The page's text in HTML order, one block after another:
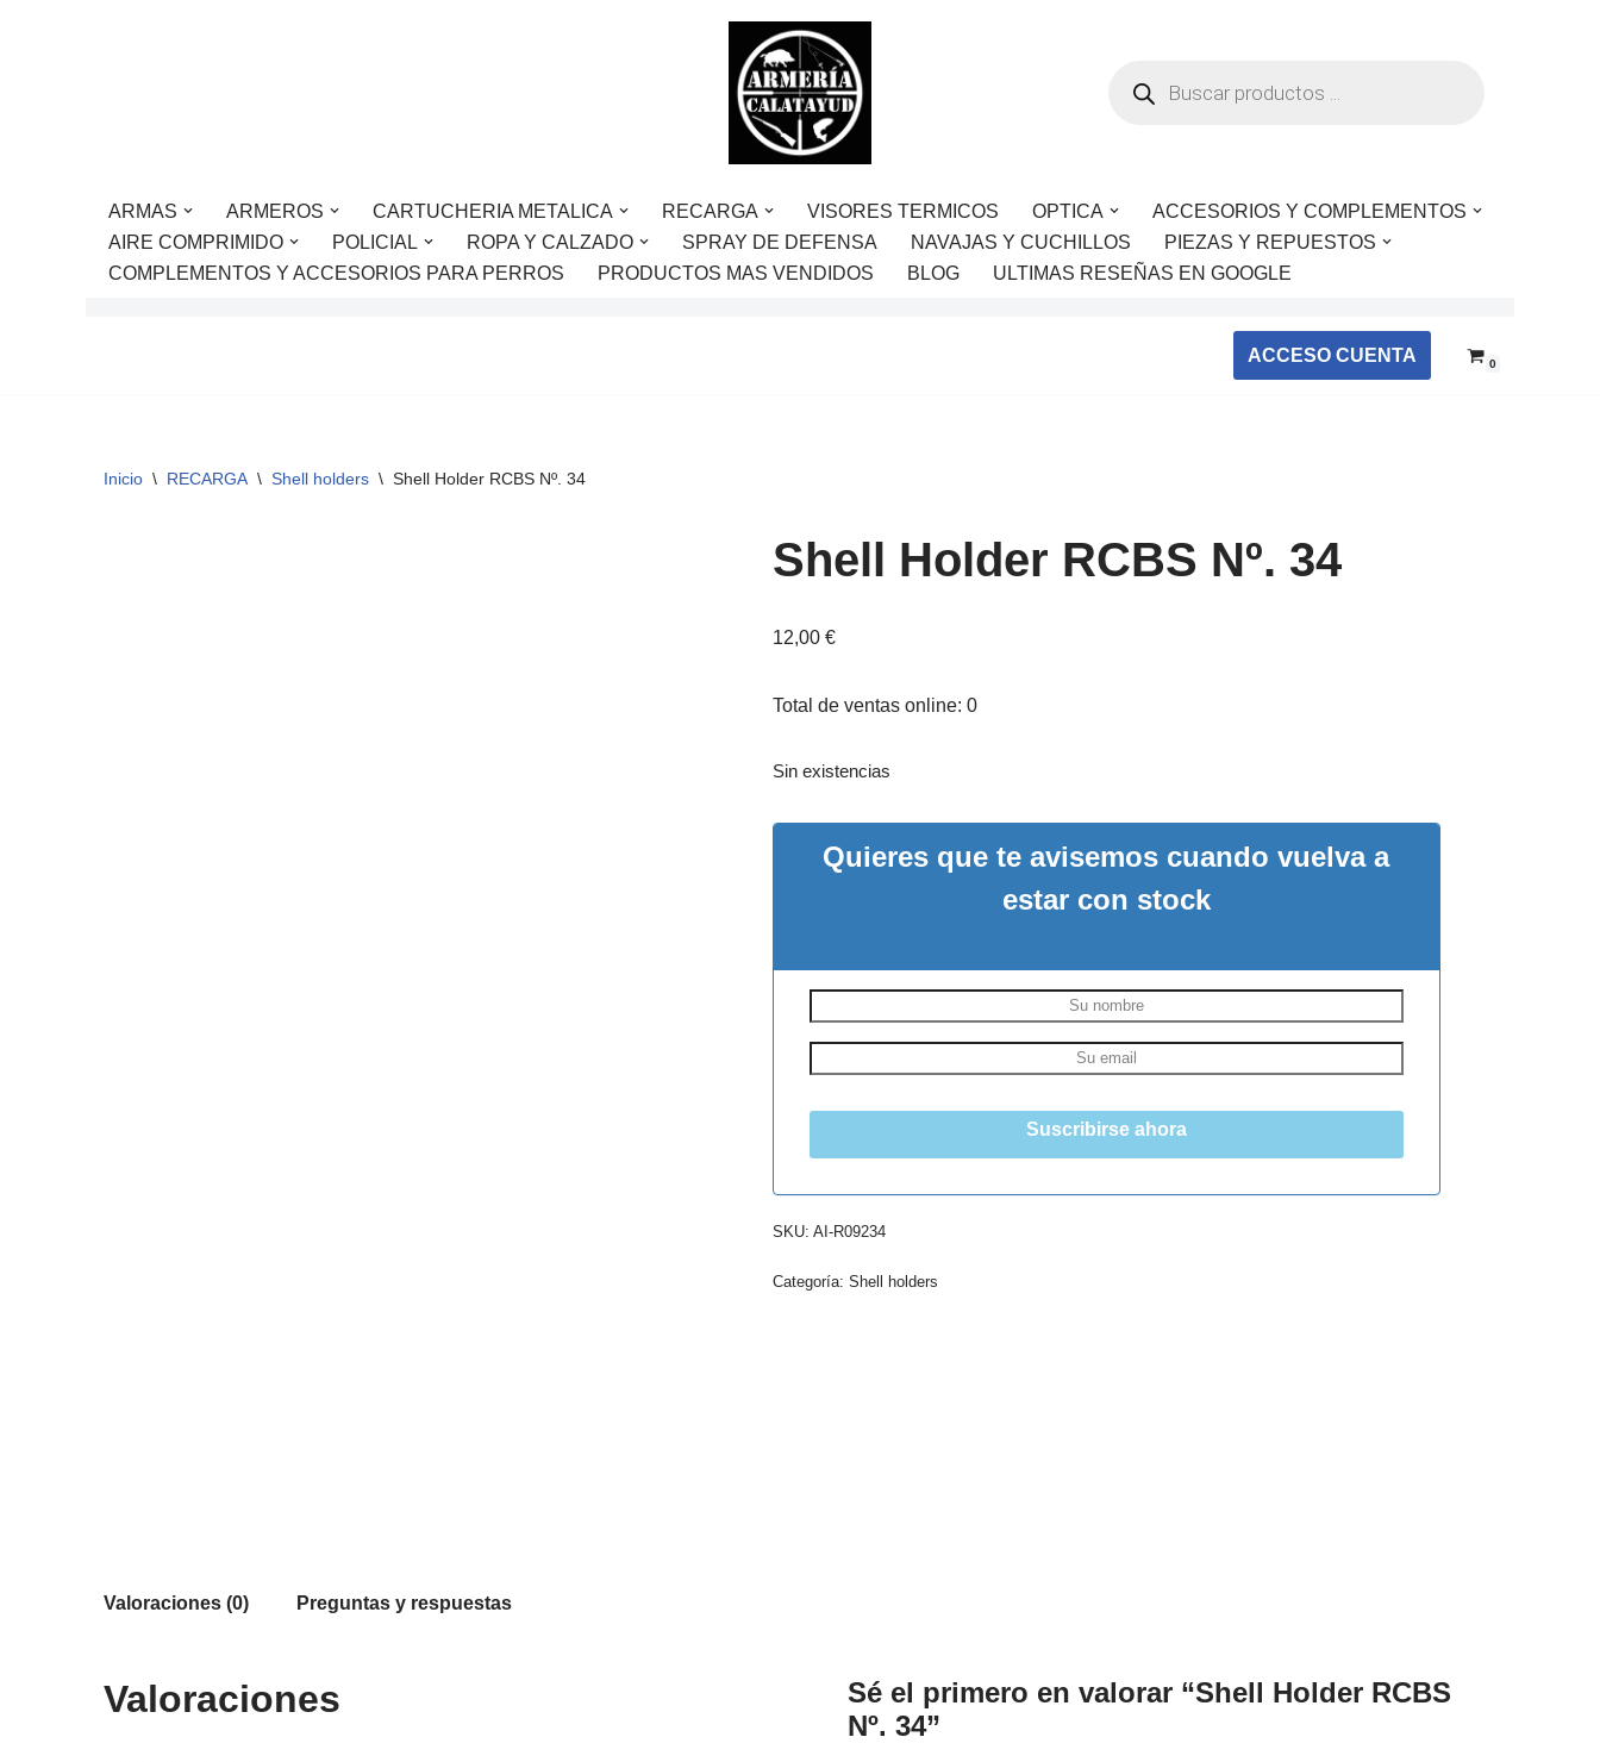
ARMAS ARMEROS CARTUCHERIA METALICA RECARGA VISORES TERMICOS OPTICA
ACCESORIOS Y COMPLEMENTOS
AIRE COMPRIMIDO
POLICIAL ROPA Y CALZADO SPRAY DE DEFENSA NAVAJAS Y CUCHILLOS
PIEZAS Y REPUESTOS
COMPLEMENTOS Y ACCESORIOS PARA PERROS
PRODUCTOS MAS VENDIDOS BLOG ULTIMAS RESEÑAS EN GOOGLE
ACCESO CUENTA 0
Inicio \ RECARGA \ Shell holders \ Shell Holder RCBS Nº. 34
Shell Holder RCBS Nº. 34
12,00 €
Total de ventas online: 0
Sin existencias
Quieres que te avisemos cuando vuelva a
estar con stock
Suscribirse ahora
SKU: AI-R09234
Categoría: Shell holders
Valoraciones (0) Preguntas y respuestas
Valoraciones
Sé el primero en valorar “Shell Holder RCBS
Nº. 34”